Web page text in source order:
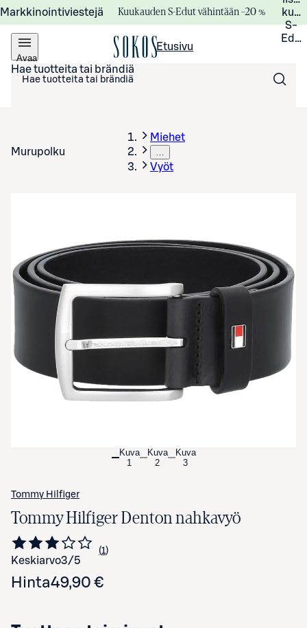
Markkinointiviestejä Kuukauden S-Edut vähintään –20 %
S-
Avaa
valikko
Etusivu
Hae tuotteita tai brändiä
Murupolku
Miehet
…
Vyöt
Avaa tuotekuva suurennettuna
Kuva
1
Kuva
2
Kuva
3
Tommy Hilfiger
Tommy Hilfiger Denton nahkavyö
Keskiarvo3/5 Siirry arvioihin
1
kappale
Hinta49,90 €